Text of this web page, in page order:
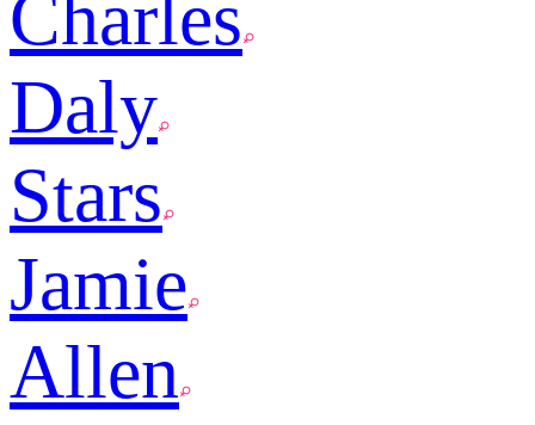
Charles
Daly
Stars
Jamie
Allen